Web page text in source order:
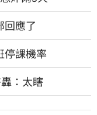
回應了
停課機率
：太瞎